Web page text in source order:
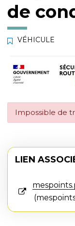
de
VÉHICULE
Impossible de
LIEN